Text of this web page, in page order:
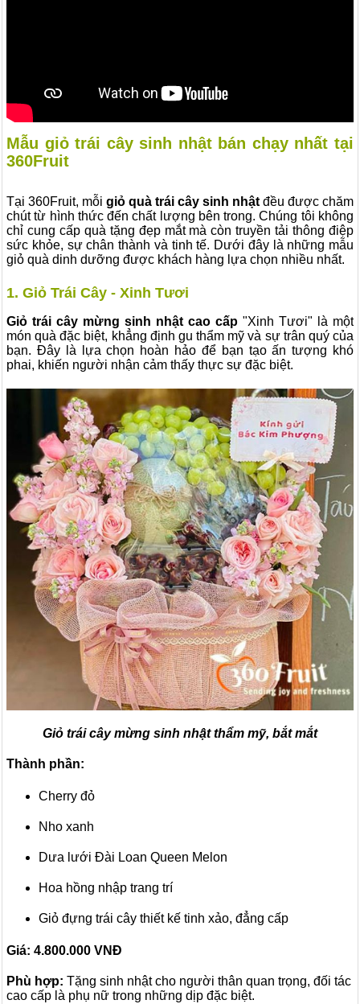
Mẫu giỏ trái cây sinh nhật bán chạy nhất tại
360Fruit
Tại 360Fruit, mỗi giỏ quà trái cây sinh nhật đều được chăm
chút từ hình thức đến chất lượng bên trong. Chúng tôi không
chỉ cung cấp quà tặng đẹp mắt mà còn truyền tải thông điệp
sức khỏe, sự chân thành và tinh tế. Dưới đây là những mẫu
giỏ quà dinh dưỡng được khách hàng lựa chọn nhiều nhất.
1. Giỏ Trái Cây - Xinh Tươi
Giỏ trái cây mừng sinh nhật cao cấp "Xinh Tươi" là một
món quà đặc biệt, khẳng định gu thẩm mỹ và sự trân quý của
bạn. Đây là lựa chọn hoàn hảo để bạn tạo ấn tượng khó
phai, khiến người nhận cảm thấy thực sự đặc biệt.
Giỏ trái cây mừng sinh nhật thẩm mỹ, bắt mắt
Thành phần:
Cherry đỏ
Nho xanh
Dưa lưới Đài Loan Queen Melon
Hoa hồng nhập trang trí
Giỏ đựng trái cây thiết kế tinh xảo, đẳng cấp
Giá: 4.800.000 VNĐ
Phù hợp: Tặng sinh nhật cho người thân quan trọng, đối tác
cao cấp là phụ nữ trong những dịp đặc biệt.